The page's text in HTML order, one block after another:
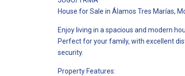
House for Sale in Álamos Tres Marías,
Enjoy living in a spacious and modern
Perfect for your family, with excellent
security.
Property Features: